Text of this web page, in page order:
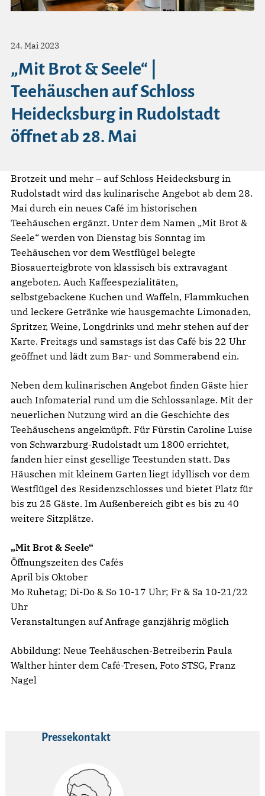
24. Mai 2023
„Mit Brot & Seele“ |
Teehäuschen auf Schloss
Heidecksburg in Rudolstadt
öffnet ab 28. Mai
Brotzeit und mehr – auf Schloss Heidecksburg in
Rudolstadt wird das kulinarische Angebot ab dem 28.
Mai durch ein neues Café im historischen
Teehäuschen ergänzt. Unter dem Namen „Mit Brot &
Seele“ werden von Dienstag bis Sonntag im
Teehäuschen vor dem Westflügel belegte
Biosauerteigbrote von klassisch bis extravagant
angeboten. Auch Kaffeespezialitäten,
selbstgebackene Kuchen und Waffeln, Flammkuchen
und leckere Getränke wie hausgemachte Limonaden,
Spritzer, Weine, Longdrinks und mehr stehen auf der
Karte. Freitags und samstags ist das Café bis 22 Uhr
geöffnet und lädt zum Bar- und Sommerabend ein.
Neben dem kulinarischen Angebot finden Gäste hier
auch Infomaterial rund um die Schlossanlage. Mit der
neuerlichen Nutzung wird an die Geschichte des
Teehäuschens angeknüpft. Für Fürstin Caroline Luise
von Schwarzburg-Rudolstadt um 1800 errichtet,
fanden hier einst gesellige Teestunden statt. Das
Häuschen mit kleinem Garten liegt idyllisch vor dem
Westflügel des Residenzschlosses und bietet Platz für
bis zu 25 Gäste. Im Außenbereich gibt es bis zu 40
weitere Sitzplätze.
„Mit Brot & Seele“
Öffnungszeiten des Cafés
April bis Oktober
Mo Ruhetag; Di-Do & So 10-17 Uhr; Fr & Sa 10-21/22
Uhr
Veranstaltungen auf Anfrage ganzjährig möglich
Abbildung: Neue Teehäuschen-Betreiberin Paula
Walther hinter dem Café-Tresen, Foto STSG, Franz
Nagel
Pressekontakt